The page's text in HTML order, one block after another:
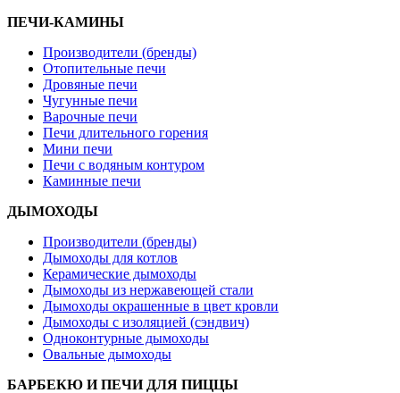
ПЕЧИ-КАМИНЫ
Производители (бренды)
Отопительные печи
Дровяные печи
Чугунные печи
Варочные печи
Печи длительного горения
Мини печи
Печи с водяным контуром
Каминные печи
ДЫМОХОДЫ
Производители (бренды)
Дымоходы для котлов
Керамические дымоходы
Дымоходы из нержавеющей стали
Дымоходы окрашенные в цвет кровли
Дымоходы с изоляцией (сэндвич)
Одноконтурные дымоходы
Овальные дымоходы
БАРБЕКЮ И ПЕЧИ ДЛЯ ПИЦЦЫ